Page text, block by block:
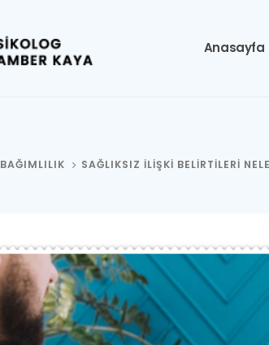
Anasayfa
BAĞIMLILIK SAĞLIKSIZ İLIŞKI BELIRTILERI